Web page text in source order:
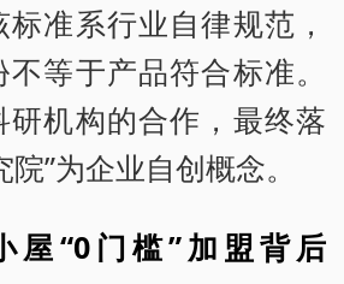
准系行业自律规范，
等于产品符合标准。
研机构的合作，最终落
”为企业自创概念。
屋“0门槛”加盟背后